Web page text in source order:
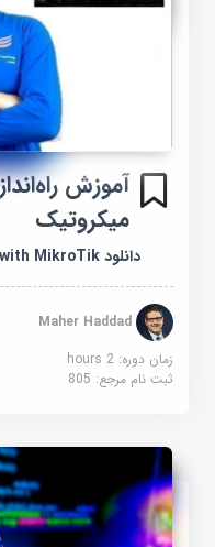
میکروتیک
دانلود ISP Core Network Setup with MikroTik
Maher Haddad
زمان دوره: 2 hours
ثبت نام مرجع:805